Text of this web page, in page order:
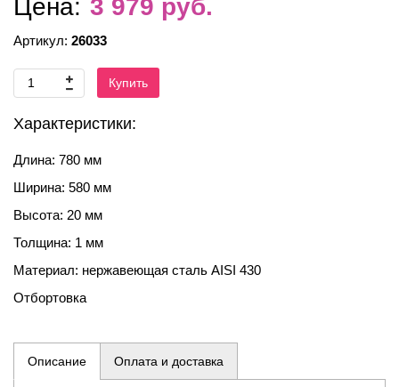
Цена: 3 979 руб.
Артикул: 26033
Купить
Характеристики:
Длина: 780 мм
Ширина: 580 мм
Высота: 20 мм
Толщина: 1 мм
Материал: нержавеющая сталь AISI 430
Отбортовка
Описание Оплата и доставка